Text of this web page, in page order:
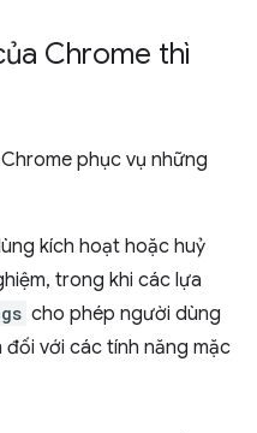
Chrome thì
phục vụ những
kích hoạt hoặc huỷ
trong khi các lựa
cho phép người dùng
đối với các tính năng mặc